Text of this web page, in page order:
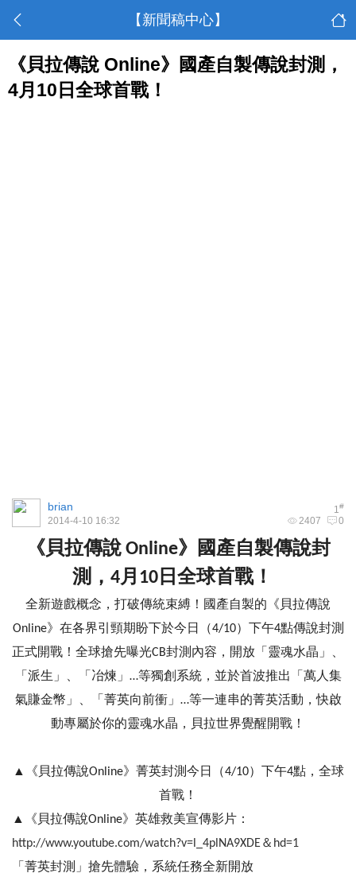
【新聞稿中心】
《貝拉傳說 Online》國產自製傳說封測，
4月10日全球首戰！
1#
brian
2407 0
2014-4-10 16:32
《貝拉傳說 Online》國產自製傳說封
測，4月10日全球首戰！
全新遊戲概念，打破傳統束縛！國產自製的《貝拉傳說
Online》在各界引頸期盼下於今日（4/10）下午4點傳說封測
正式開戰！全球搶先曝光CB封測內容，開放「靈魂水晶」、
「派生」、「冶煉」…等獨創系統，並於首波推出「萬人集
氣賺金幣」、「菁英向前衝」…等一連串的菁英活動，快啟
動專屬於你的靈魂水晶，貝拉世界覺醒開戰！
▲《貝拉傳說Online》菁英封測今日（4/10）下午4點，全球
首戰！
▲《貝拉傳說Online》英雄救美宣傳影片：
http://www.youtube.com/watch?v=l_4plNA9XDE＆hd=1
「菁英封測」搶先體驗，系統任務全新開放